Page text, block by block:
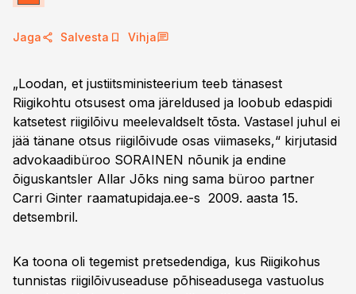
Jaga Salvesta Vihja
„Loodan, et justiitsministeerium teeb tänasest
Riigikohtu otsusest oma järeldused ja loobub edaspidi
katsetest riigilõivu meelevaldselt tõsta. Vastasel juhul ei
jää tänane otsus riigilõivude osas viimaseks,“ kirjutasid
advokaadibüroo SORAINEN nõunik ja endine
õiguskantsler Allar Jõks ning sama büroo partner
Carri Ginter raamatupidaja.ee-s 2009. aasta 15.
detsembril.
Ka toona oli tegemist pretsedendiga, kus Riigikohus
tunnistas riigilõivuseaduse põhiseadusega vastuolus